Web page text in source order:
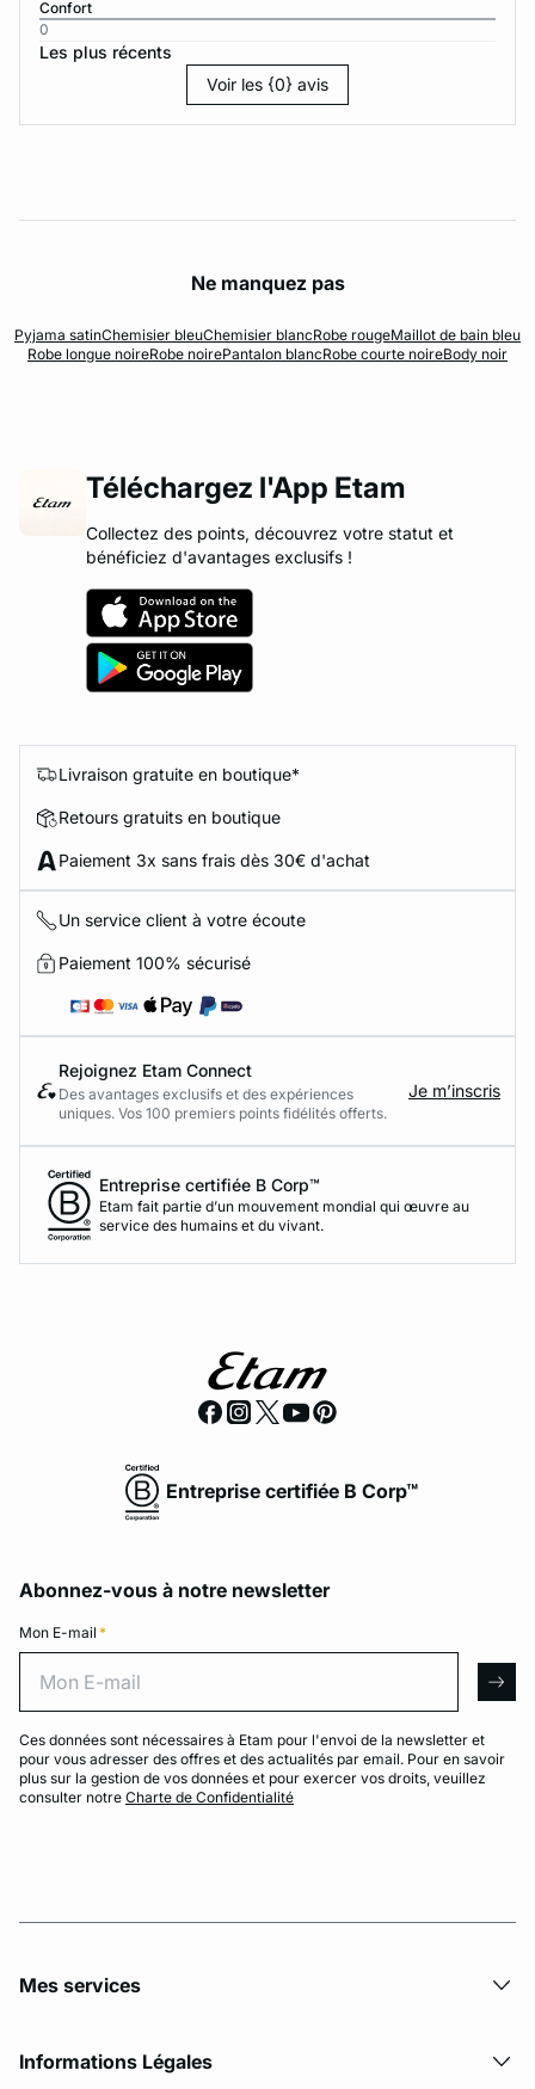
Confort
0
Les plus récents
Voir les {0} avis
Ne manquez pas
Pyjama satinChemisier bleuChemisier blancRobe rougeMaillot de bain bleu
Robe longue noireRobe noirePantalon blancRobe courte noireBody noir
Téléchargez l'App Etam
Collectez des points, découvrez votre statut et
bénéficiez d'avantages exclusifs !
Livraison gratuite en boutique*
Retours gratuits en boutique
Paiement 3x sans frais dès 30€ d'achat
Un service client à votre écoute
Paiement 100% sécurisé
Rejoignez Etam Connect
Des avantages exclusifs et des expériences
uniques. Vos 100 premiers points fidélités offerts.
Je m’inscris
Entreprise certifiée B Corp™
Etam fait partie d’un mouvement mondial qui œuvre au
service des humains et du vivant.
Entreprise certifiée B Corp™
Abonnez-vous à notre newsletter
Mon E-mail *
Ces données sont nécessaires à Etam pour l'envoi de la newsletter et
pour vous adresser des offres et des actualités par email. Pour en savoir
plus sur la gestion de vos données et pour exercer vos droits, veuillez
consulter notre Charte de Confidentialité
Mes services
Informations Légales